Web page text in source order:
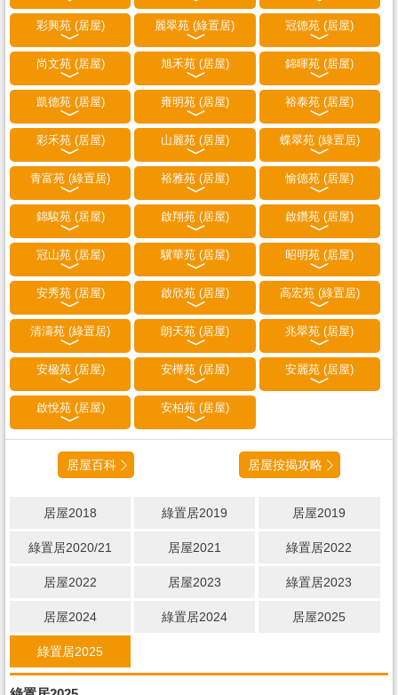
彩興苑 (居屋) 麗翠苑 (綠置居) 冠德苑 (居屋)
尚文苑 (居屋) 旭禾苑 (居屋) 錦暉苑 (居屋)
凱德苑 (居屋) 雍明苑 (居屋) 裕泰苑 (居屋)
彩禾苑 (居屋) 山麗苑 (居屋) 蝶翠苑 (綠置居)
青富苑 (綠置居) 裕雅苑 (居屋) 愉德苑 (居屋)
錦駿苑 (居屋) 啟翔苑 (居屋) 啟鑽苑 (居屋)
冠山苑 (居屋) 驥華苑 (居屋) 昭明苑 (居屋)
安秀苑 (居屋) 啟欣苑 (居屋) 高宏苑 (綠置居)
清濤苑 (綠置居) 朗天苑 (居屋) 兆翠苑 (居屋)
安楹苑 (居屋) 安樺苑 (居屋) 安麗苑 (居屋)
啟悅苑 (居屋) 安柏苑 (居屋)
居屋百科 居屋按揭攻略
居屋2018 綠置居2019 居屋2019
綠置居2020/21 居屋2021 綠置居2022
居屋2022 居屋2023 綠置居2023
居屋2024 綠置居2024 居屋2025
綠置居2025